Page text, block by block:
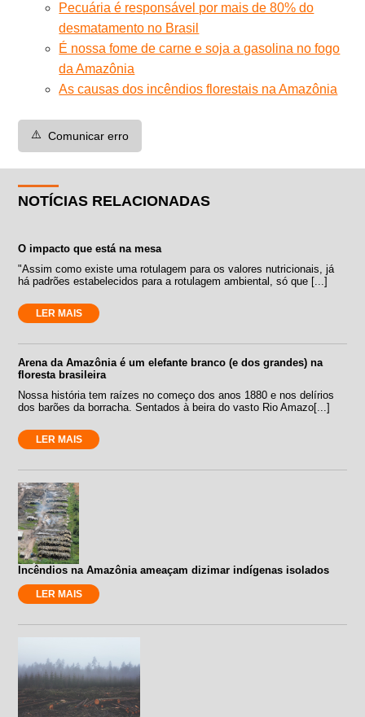
Pecuária é responsável por mais de 80% do
desmatamento no Brasil
É nossa fome de carne e soja a gasolina no fogo
da Amazônia
As causas dos incêndios florestais na Amazônia
⚠️ Comunicar erro
NOTÍCIAS RELACIONADAS
O impacto que está na mesa
"Assim como existe uma rotulagem para os valores nutricionais, já
há padrões estabelecidos para a rotulagem ambiental, só que [...]
LER MAIS
Arena da Amazônia é um elefante branco (e dos grandes) na
floresta brasileira
Nossa história tem raízes no começo dos anos 1880 e nos delírios
dos barões da borracha. Sentados à beira do vasto Rio Amazo[...]
LER MAIS
Incêndios na Amazônia ameaçam dizimar indígenas isolados
LER MAIS